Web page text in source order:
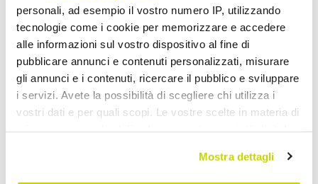
personali, ad esempio il vostro numero IP, utilizzando
tecnologie come i cookie per memorizzare e accedere
alle informazioni sul vostro dispositivo al fine di
pubblicare annunci e contenuti personalizzati, misurare
gli annunci e i contenuti, ricercare il pubblico e sviluppare
i servizi. Avete la possibilità di scegliere chi utilizza i
vostri dati e per quali scopi. Le vostre scelte in materia di
modificare o revocare il proprio consenso in qualsiasi
momento dalla Dichiarazione sui cookie o facendo clic
Mostra dettagli